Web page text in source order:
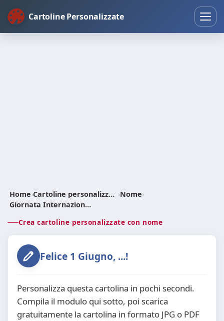
Cartoline Personalizzate
Home› Cartoline personalizzate ›Nome›
Giornata Internazionale del Bambino
Crea cartoline personalizzate con nome
Felice 1 Giugno, ...!
Personalizza questa cartolina in pochi secondi.
Compila il modulo qui sotto, poi scarica
gratuitamente la cartolina in formato JPG o PDF